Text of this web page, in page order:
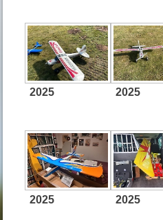
2025 2025
2025 2025